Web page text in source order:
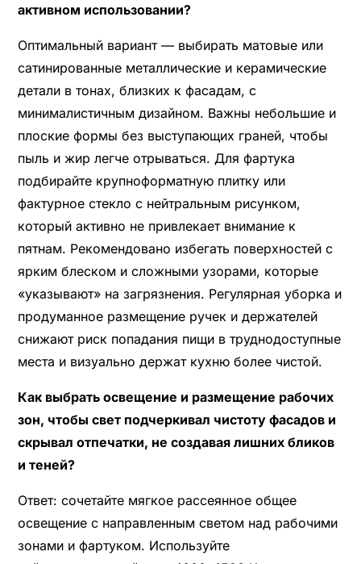
активном использовании?
Оптимальный вариант — выбирать матовые или
сатинированные металлические и керамические
детали в тонах, близких к фасадам, с
минималистичным дизайном. Важны небольшие и
плоские формы без выступающих граней, чтобы
пыль и жир легче отрываться. Для фартука
подбирайте крупноформатную плитку или
фактурное стекло с нейтральным рисунком,
который активно не привлекает внимание к
пятнам. Рекомендовано избегать поверхностей с
ярким блеском и сложными узорами, которые
«указывают» на загрязнения. Регулярная уборка и
продуманное размещение ручек и держателей
снижают риск попадания пищи в труднодоступные
места и визуально держат кухню более чистой.
Как выбрать освещение и размещение рабочих
зон, чтобы свет подчеркивал чистоту фасадов и
скрывал отпечатки, не создавая лишних бликов
и теней?
Ответ: сочетайте мягкое рассеянное общее
освещение с направленным светом над рабочими
зонами и фартуком. Используйте